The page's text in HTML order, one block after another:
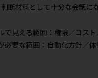
断材料として十分な会話に
で見える範囲：権限／コス
必要な範囲：自動化方針／